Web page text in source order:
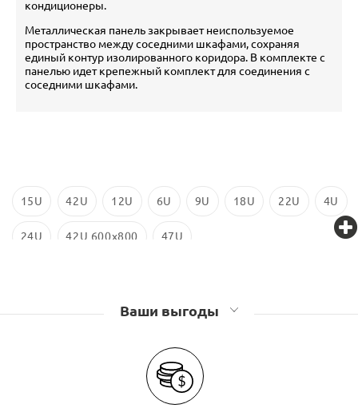
кондиционеры.
Металлическая панель закрывает неиспользуемое
пространство между соседними шкафами, сохраняя
единый контур изолированного коридора. В комплекте с
панелью идет крепежный комплект для соединения с
соседними шкафами.
15U 42U 12U 6U 9U 18U 22U 4U
24U 42U 600x800 47U
Ваши выгоды